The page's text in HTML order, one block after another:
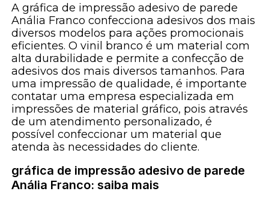
A gráfica de impressão adesivo de parede
Anália Franco confecciona adesivos dos mais
diversos modelos para ações promocionais
eficientes. O vinil branco é um material com
alta durabilidade e permite a confecção de
adesivos dos mais diversos tamanhos. Para
uma impressão de qualidade, é importante
contatar uma empresa especializada em
impressões de material gráfico, pois através
de um atendimento personalizado, é
possível confeccionar um material que
atenda às necessidades do cliente.
gráfica de impressão adesivo de parede
Anália Franco: saiba mais